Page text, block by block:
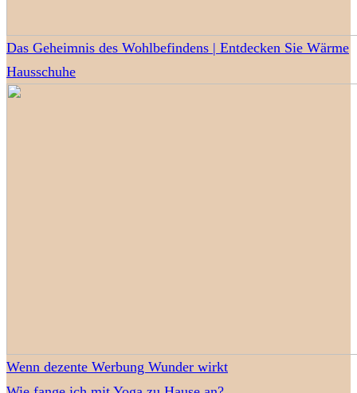
Das Geheimnis des Wohlbefindens | Entdecken Sie Wärme
Hausschuhe
Wenn dezente Werbung Wunder wirkt